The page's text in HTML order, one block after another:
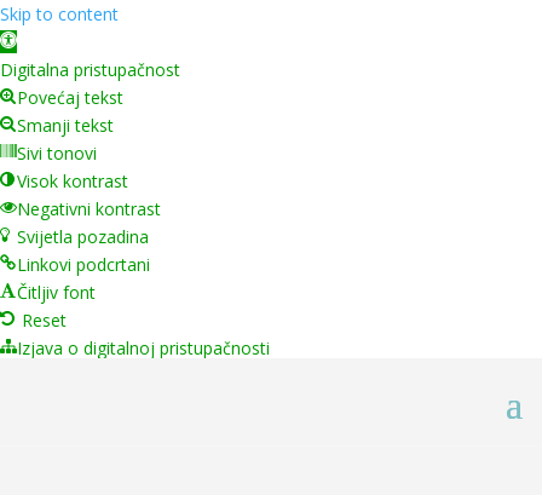
Skip to content
Open toolbar
Digitalna pristupačnost
Povećaj tekst
Smanji tekst
Sivi tonovi
Visok kontrast
Negativni kontrast
Svijetla pozadina
Linkovi podcrtani
Čitljiv font
Reset
Izjava o digitalnoj pristupačnosti